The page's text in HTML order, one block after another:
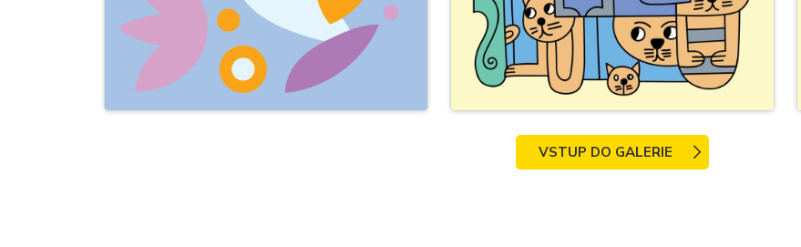
VSTUP DO GALERIE